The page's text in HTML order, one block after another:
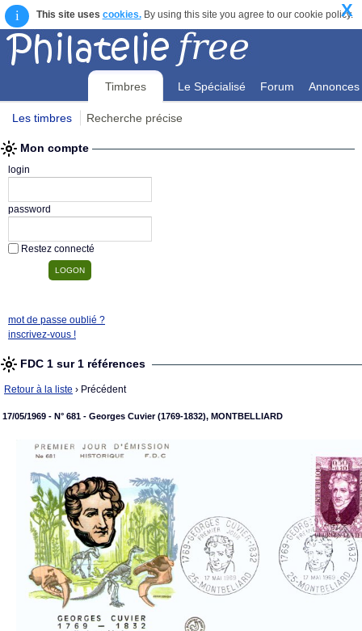
i This site uses cookies.By using this site you agree to our cookie policy.
X
Timbres Le Spécialisé Forum Annonces
Les timbres Recherche précise
Mon compte
login
password
Restez connecté
mot de passe oublié ?
inscrivez-vous !
FDC 1 sur 1 références
Retour à la liste › Précédent
17/05/1969 - N° 681 - Georges Cuvier (1769-1832), MONTBELLIARD